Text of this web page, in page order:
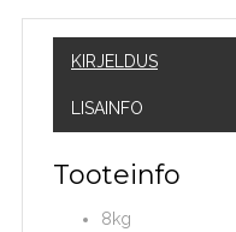
KIRJELDUS
LISAINFO
Tooteinfo
8kg